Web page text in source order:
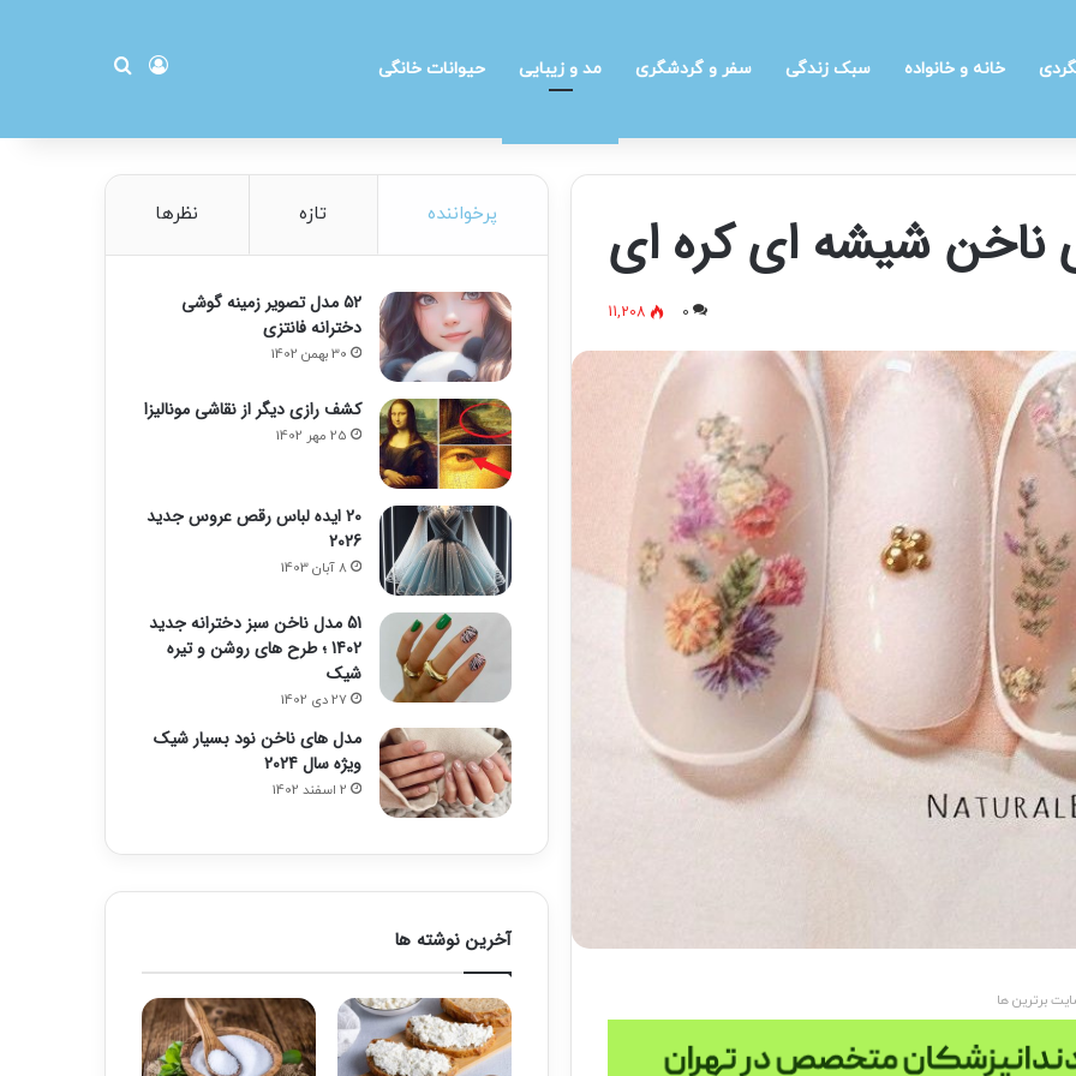
خانه و خانواده سبک زندگی سفر و گردشگری مد و زیبایی حیوانات خانگی ورود
شیشه ای کره ای
0
11,208
برترین ها
پرخواننده تازه نظرها
۵۲ مدل تصویر زمینه گوشی
دخترانه فانتزی
30 بهمن 1402
کشف رازی دیگر از نقاشی مونالیزا
25 مهر 1402
20 ایده لباس رقص عروس جدید
2026
8 آبان 1403
51 مدل ناخن سبز دخترانه جدید
1402 ؛ طرح های روشن و تیره
شیک
27 دی 1402
مدل های ناخن نود بسیار شیک
ویژه سال 2024
2 اسفند 1402
آخرین نوشته ها